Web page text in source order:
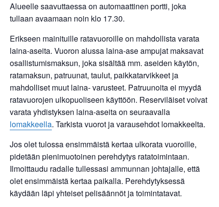
Alueelle saavuttaessa on automaattinen portti, joka
tullaan avaamaan noin klo 17.30.
Erikseen mainituille ratavuoroille on mahdollista varata
laina-aseita. Vuoron alussa laina-ase ampujat maksavat
osallistumismaksun, joka sisältää mm. aseiden käytön,
ratamaksun, patruunat, taulut, paikkatarvikkeet ja
mahdolliset muut laina- varusteet. Patruunoita ei myydä
ratavuorojen ulkopuoliseen käyttöön. Reserviläiset voivat
varata yhdistyksen laina-aseita on seuraavalla
lomakkeella. Tarkista vuorot ja varausehdot lomakkeelta.
Jos olet tulossa ensimmäistä kertaa ulkorata vuoroille,
pidetään pienimuotoinen perehdytys ratatoimintaan.
Ilmoittaudu radalle tullessasi ammunnan johtajalle, että
olet ensimmäistä kertaa paikalla. Perehdytyksessä
käydään läpi yhteiset pelisäännöt ja toimintatavat.